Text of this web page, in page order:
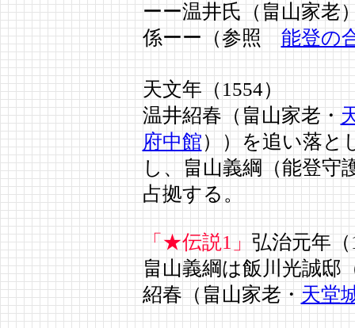
ーー温井氏（畠山家老
係ーー（参照能登の
天文年（1554）
温井紹春（畠山家老・
府中館））を追い落と
し、畠山義綱（能登守
占拠する。
「★伝説1」弘治元年（
畠山義綱は飯川光誠邸
紹春（畠山家老・天堂